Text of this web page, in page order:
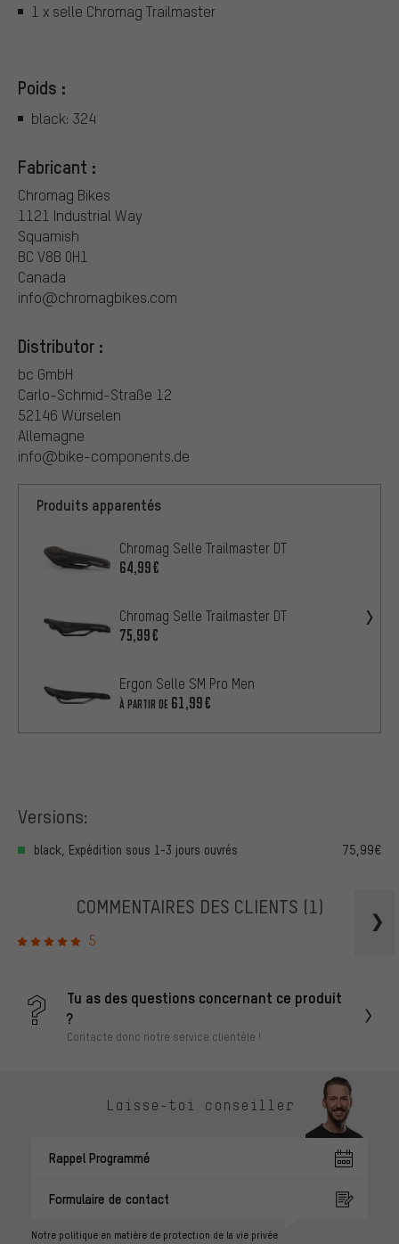
1 x selle Chromag Trailmaster
Poids :
black: 324
Fabricant :
Chromag Bikes
1121 Industrial Way
Squamish
BC V8B 0H1
Canada
info@chromagbikes.com
Distributor :
bc GmbH
Carlo-Schmid-Straße 12
52146 Würselen
Allemagne
info@bike-components.de
Produits apparentés
Chromag Selle Trailmaster DT
64,99€
Chromag Selle Trailmaster DT
75,99€
Ergon Selle SM Pro Men
À PARTIR DE 61,99€
Versions:
black, Expédition sous 1-3 jours ouvrés 75,99€
COMMENTAIRES DES CLIENTS (1)
5
Tu as des questions concernant ce produit
?
Contacte donc notre service clientèle !
Laisse-toi conseiller
Rappel Programmé
Formulaire de contact
Notre politique en matière de protection de la vie privée